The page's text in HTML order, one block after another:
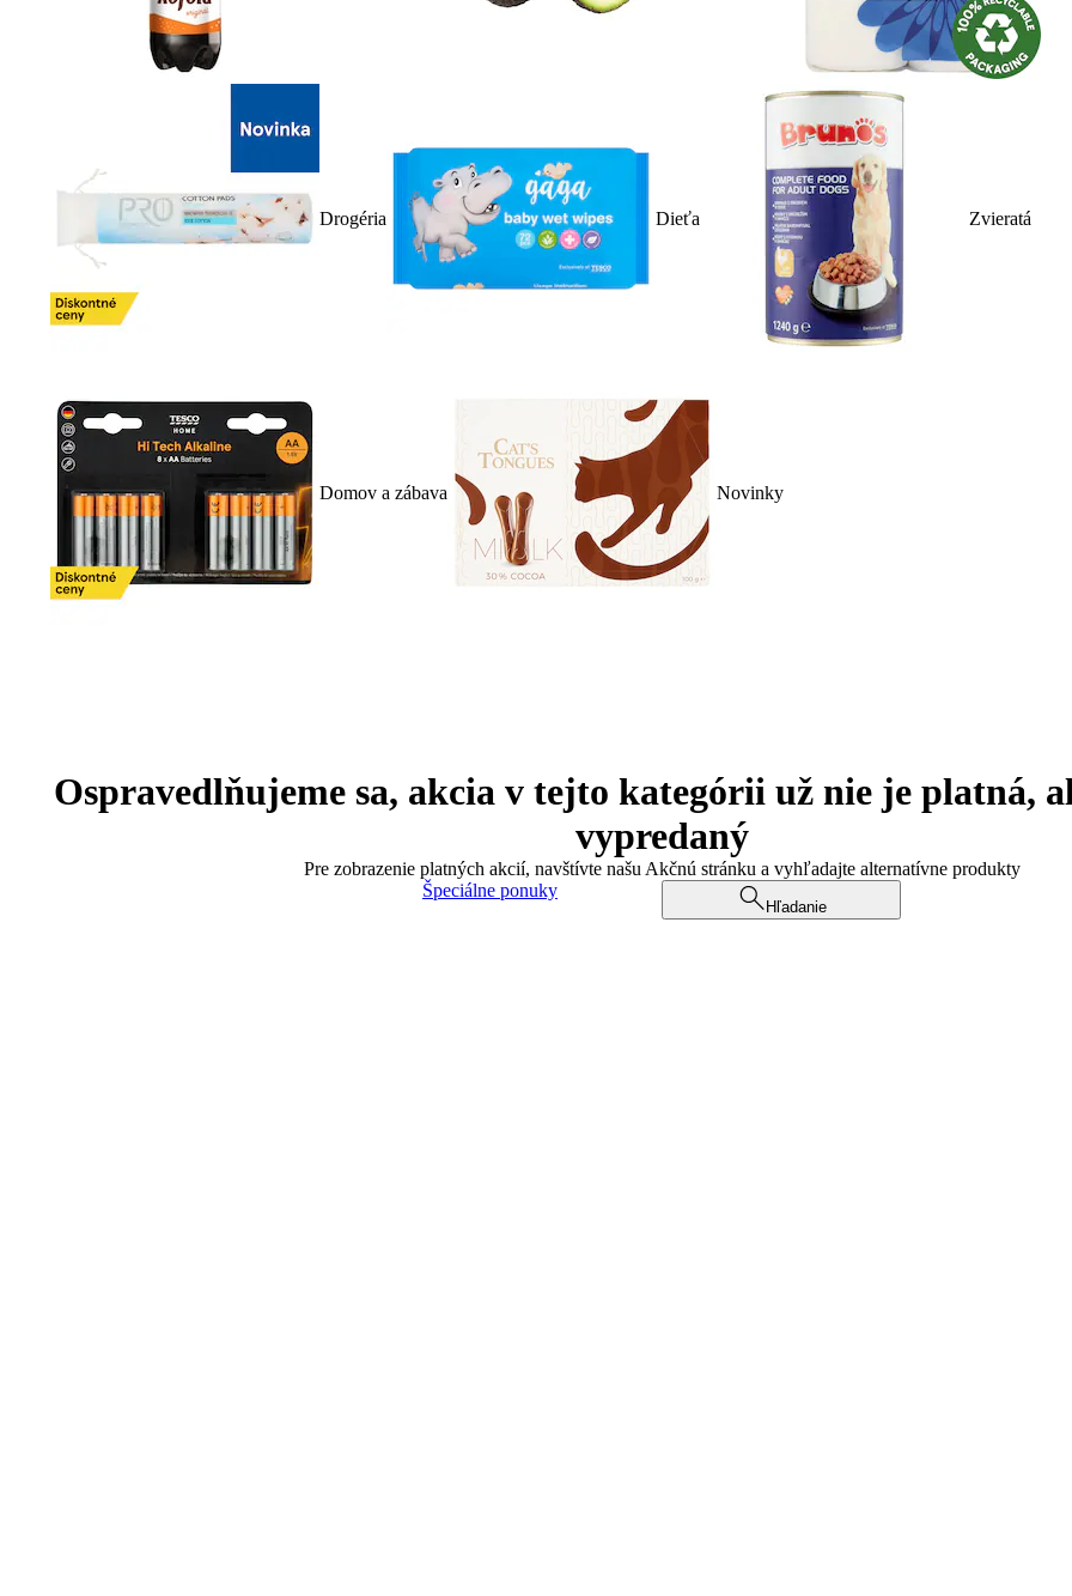
Drogéria Dieťa Zvieratá
Domov a zábava Novinky
Ospravedlňujeme sa, akcia v tejto kategórii už nie je platná,
vypredaný
Pre zobrazenie platných akcií, navštívte našu Akčnú stránku a vyhľadajte alternatívne produkty
Špeciálne ponuky
Hľadanie